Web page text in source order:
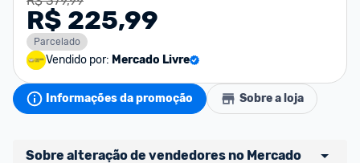
R$ 225,99
Parcelado
Vendido por: Mercado Livre
Informações da promoção Sobre a loja
Sobre alteração de vendedores no Mercado